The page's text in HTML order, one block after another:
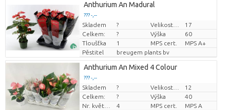
Anthurium An Madural
??? -,--
Cena za kus
Skladem ?
17
Celkem:
? Výška
60
Tloušťka
1 MPS cert.
MPS A+
Pěstitel
breugem plants bv
Anthurium An Mixed 4 Colour
??? -,--
Cena za kus
Skladem ?
12
Celkem:
? Výška
40
Nr. květináč
4 MPS cert.
MPS A